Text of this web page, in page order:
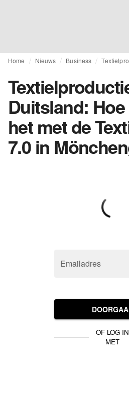
Home Nieuws Business
Duitsland:
het met de
7.0 in
Emailadres
OF LOG IN
MET